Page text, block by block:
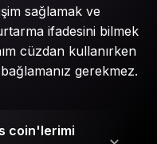
sağlamak ve
ifadesini bilmek
cüzdan kullanırken
gerekmez.
coin'lerimi